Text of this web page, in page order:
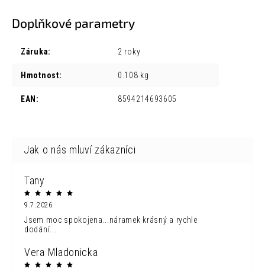
Doplňkové parametry
Záruka: 2 roky
Hmotnost: 0.108 kg
EAN : 8594214693605
Tany
9.7.2026
Jsem moc spokojena...náramek krásný a rychle
dodání...
Vera Mladonicka